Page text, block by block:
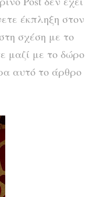
έκπληξη στον
σχέση με το
μαζί με το δώρο
αυτό το άρθρο